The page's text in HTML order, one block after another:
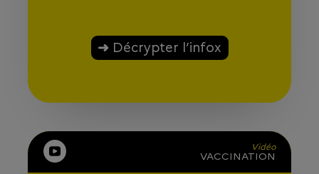
Décrypter l’infox
Vidéo
VACCINATION